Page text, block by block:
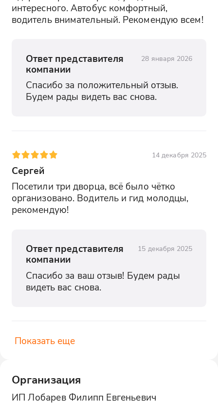
интересного. Автобус комфортный,
водитель внимательный. Рекомендую всем!
Ответ представителя
компании
28 января 2026
Спасибо за положительный отзыв.
Будем рады видеть вас снова.
14 декабря 2025
Сергей
Посетили три дворца, всё было чётко
организовано. Водитель и гид молодцы,
рекомендую!
Ответ представителя
компании
15 декабря 2025
Спасибо за ваш отзыв! Будем рады
видеть вас снова.
Показать еще
Организация
ИП Лобарев Филипп Евгеньевич